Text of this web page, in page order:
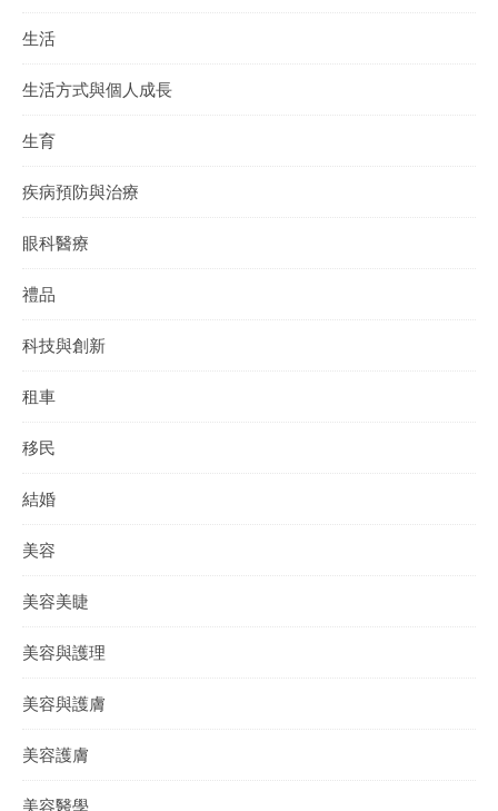
生活
生活方式與個人成長
生育
疾病預防與治療
眼科醫療
禮品
科技與創新
租車
移民
結婚
美容
美容美睫
美容與護理
美容與護膚
美容護膚
美容醫學